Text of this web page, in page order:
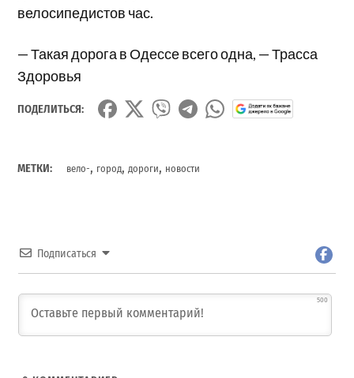
велосипедистов час.
— Такая дорога в Одессе всего одна, — Трасса
Здоровья
ПОДЕЛИТЬСЯ:
МЕТКИ: вело-, город,дороги, новости
Подписаться
500